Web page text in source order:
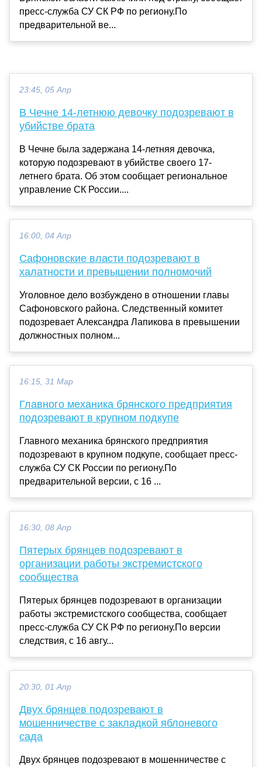
пресс-служба СУ СК РФ по региону.По
предварительной ве...
23:45, 05 Апр
В Чечне 14-летнюю девочку подозревают в
убийстве брата
В Чечне была задержана 14-летняя девочка,
которую подозревают в убийстве своего 17-
летнего брата. Об этом сообщает региональное
управление СК России....
16:00, 04 Апр
Сафоновские власти подозревают в
халатности и превышении полномочий
Уголовное дело возбуждено в отношении главы
Сафоновского района. Следственный комитет
подозревает Александра Лапикова в превышении
должностных полном...
16:15, 31 Мар
Главного механика брянского предприятия
подозревают в крупном подкупе
Главного механика брянского предприятия
подозревают в крупном подкупе, сообщает пресс-
служба СУ СК России по региону.По
предварительной версии, с 16 ...
16:30, 08 Апр
Пятерых брянцев подозревают в
организации работы экстремистского
сообщества
Пятерых брянцев подозревают в организации
работы экстремистского сообщества, сообщает
пресс-служба СУ СК РФ по региону.По версии
следствия, с 16 авгу...
20:30, 01 Апр
Двух брянцев подозревают в
мошенничестве с закладкой яблоневого
сада
Двух брянцев подозревают в мошенничестве с